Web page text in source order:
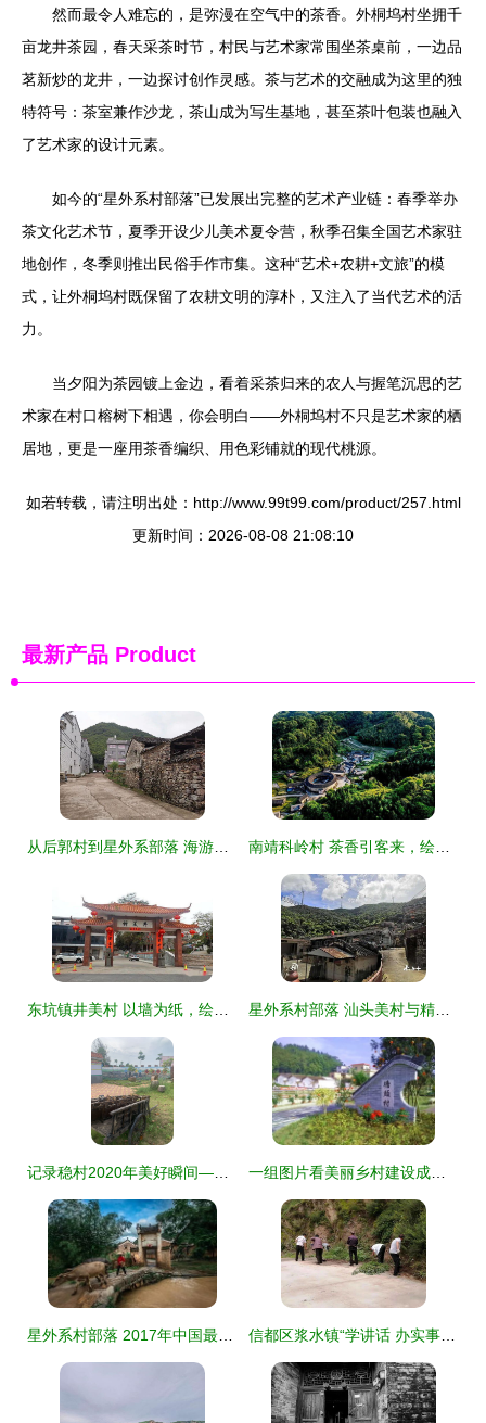
然而最令人难忘的，是弥漫在空气中的茶香。外桐坞村坐拥千
亩龙井茶园，春天采茶时节，村民与艺术家常围坐茶桌前，一边品
茗新炒的龙井，一边探讨创作灵感。茶与艺术的交融成为这里的独
特符号：茶室兼作沙龙，茶山成为写生基地，甚至茶叶包装也融入
了艺术家的设计元素。
如今的“星外系村部落”已发展出完整的艺术产业链：春季举办
茶文化艺术节，夏季开设少儿美术夏令营，秋季召集全国艺术家驻
地创作，冬季则推出民俗手作市集。这种“艺术+农耕+文旅”的模
式，让外桐坞村既保留了农耕文明的淳朴，又注入了当代艺术的活
力。
当夕阳为茶园镀上金边，看着采茶归来的农人与握笔沉思的艺
术家在村口榕树下相遇，你会明白——外桐坞村不只是艺术家的栖
居地，更是一座用茶香编织、用色彩铺就的现代桃源。
如若转载，请注明出处：http://www.99t99.com/product/257.html
更新时间：2026-08-08 21:08:10
最新产品 Product